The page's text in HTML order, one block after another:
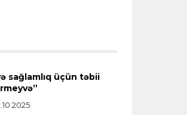
ölkə
müəyyənləşdi
sağlamlıq üçün təbii